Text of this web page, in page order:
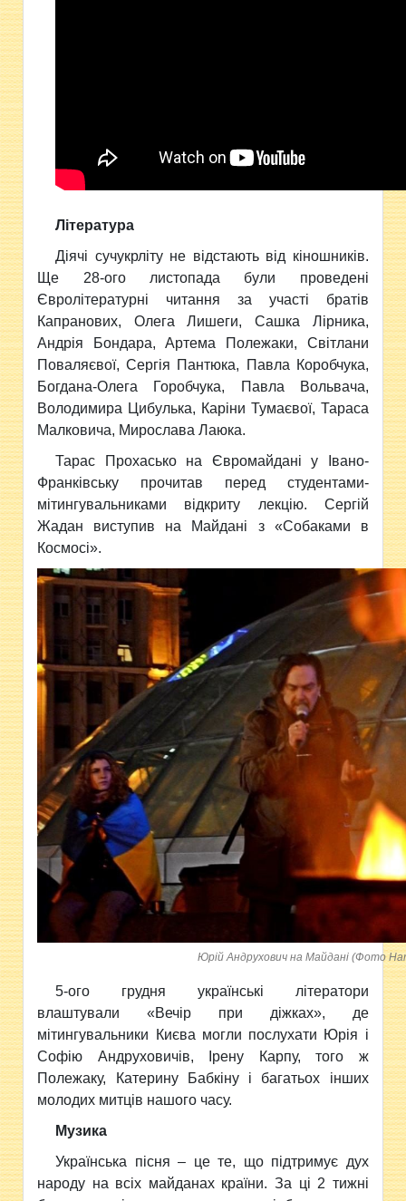
Література
Діячі сучукрліту не відстають від кіношників.
Ще 28-ого листопада були проведені
Євролітературні читання за участі братів
Капранових, Олега Лишеги, Сашка Лірника,
Андрія Бондара, Артема Полежаки, Світлани
Поваляєвої, Сергія Пантюка, Павла Коробчука,
Богдана-Олега Горобчука, Павла Вольвача,
Володимира Цибулька, Каріни Тумаєвої, Тараса
Малковича, Мирослава Лаюка.
Тарас Прохасько на Євромайдані у Івано-
Франківську прочитав перед студентами-
мітингувальниками відкриту лекцію. Сергій
Жадан виступив на Майдані з «Собаками в
Космосі».
Юрій Андрухович на Майдані (Фото
5-ого грудня українські літератори
влаштували «Вечір при діжках», де
мітингувальники Києва могли послухати Юрія і
Софію Андруховичів, Ірену Карпу, того ж
Полежаку, Катерину Бабкіну і багатьох інших
молодих митців нашого часу.
Музика
Українська пісня – це те, що підтримує дух
народу на всіх майданах країни. За ці 2 тижні